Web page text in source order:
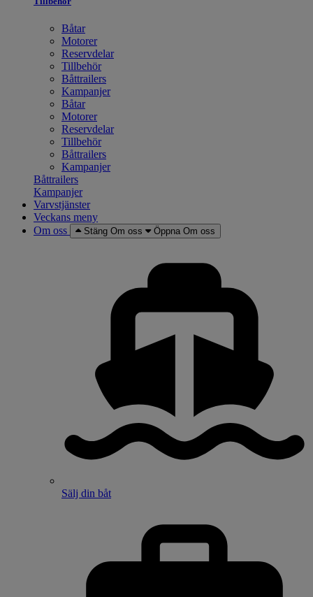
Båtar
Motorer
Reservdelar
Tillbehör
Båttrailers
Kampanjer
Båtar
Motorer
Reservdelar
Tillbehör
Båttrailers
Kampanjer
Båttrailers
Kampanjer
Varvstjänster
Veckans meny
Om oss
Stäng Om oss Öppna Om oss
Sälj din båt